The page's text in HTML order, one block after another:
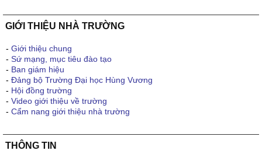
GIỚI THIỆU NHÀ TRƯỜNG
- Giới thiệu chung
- Sứ mạng, mục tiêu đào tạo
- Ban giám hiệu
- Đảng bộ Trường Đại học Hùng Vương
- Hội đồng trường
- Video giới thiệu về trường
- Cẩm nang giới thiệu nhà trường
THÔNG TIN